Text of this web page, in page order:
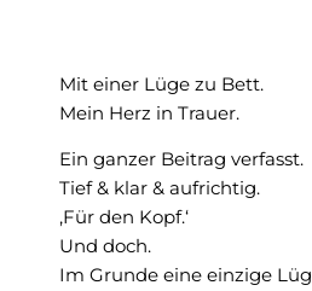
Mit einer Lüge zu Bett.
Mein Herz in Trauer.
Ein ganzer Beitrag verfasst.
Tief & klar & aufrichtig.
‚Für den Kopf.‘
Und doch.
Im Grunde eine einzige